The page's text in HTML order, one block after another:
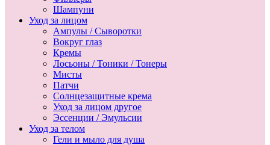
Шампуни
Уход за лицом
Ампулы / Сыворотки
Вокруг глаз
Кремы
Лосьоны / Тоники / Тонеры
Мисты
Патчи
Солнцезащитные крема
Уход за лицом другое
Эссенции / Эмульсии
Уход за телом
Гели и мыло для душа